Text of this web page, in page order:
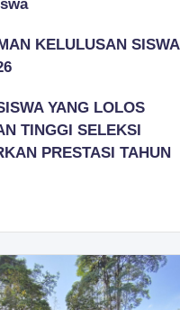
KELULUSAN SISWA
YANG LOLOS
TINGGI SELEKSI
PRESTASI TAHUN